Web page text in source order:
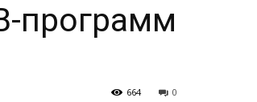
программ
0
664